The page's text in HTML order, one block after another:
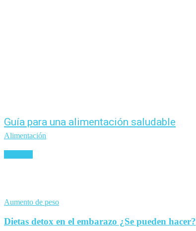
Guía para una alimentación saludable
Alimentación
Aumento de peso
Dietas detox en el embarazo ¿Se pueden hacer?